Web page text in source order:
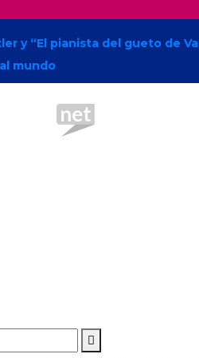
y “El pianista del gueto de
mundo